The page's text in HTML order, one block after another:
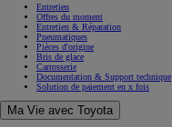
Entretien
Offres du moment
Entretien & Réparation
Pneumatiques
Pièces d'origine
Bris de glace
Carrosserie
Documentation & Support technique
Solution de paiement en x fois
Ma Vie avec Toyota